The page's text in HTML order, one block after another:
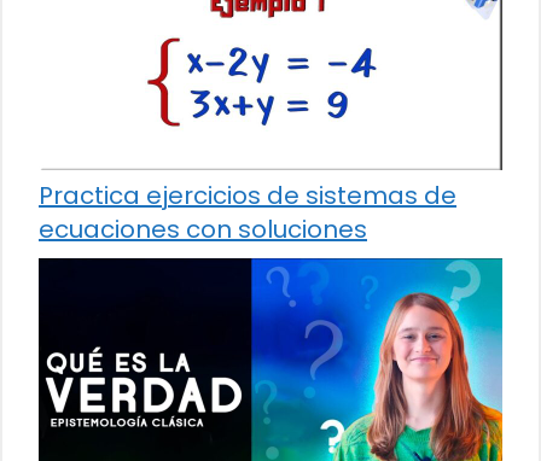
Practica ejercicios de sistemas de
ecuaciones con soluciones